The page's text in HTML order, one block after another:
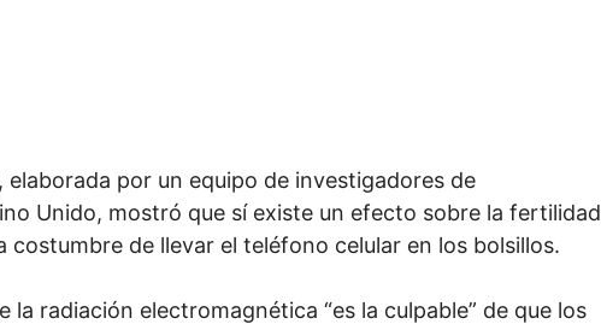
elaborada por un equipo de investigadores de
Unido, mostró que sí existe un efecto sobre la fertilidad
costumbre de llevar el teléfono celular en los bolsillos.
la radiación electromagnética “es la culpable” de que los